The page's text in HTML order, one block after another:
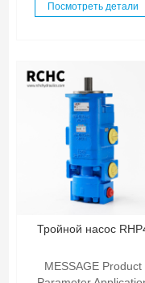
Посмотреть детали
Тройной насос
MESSAGE Product